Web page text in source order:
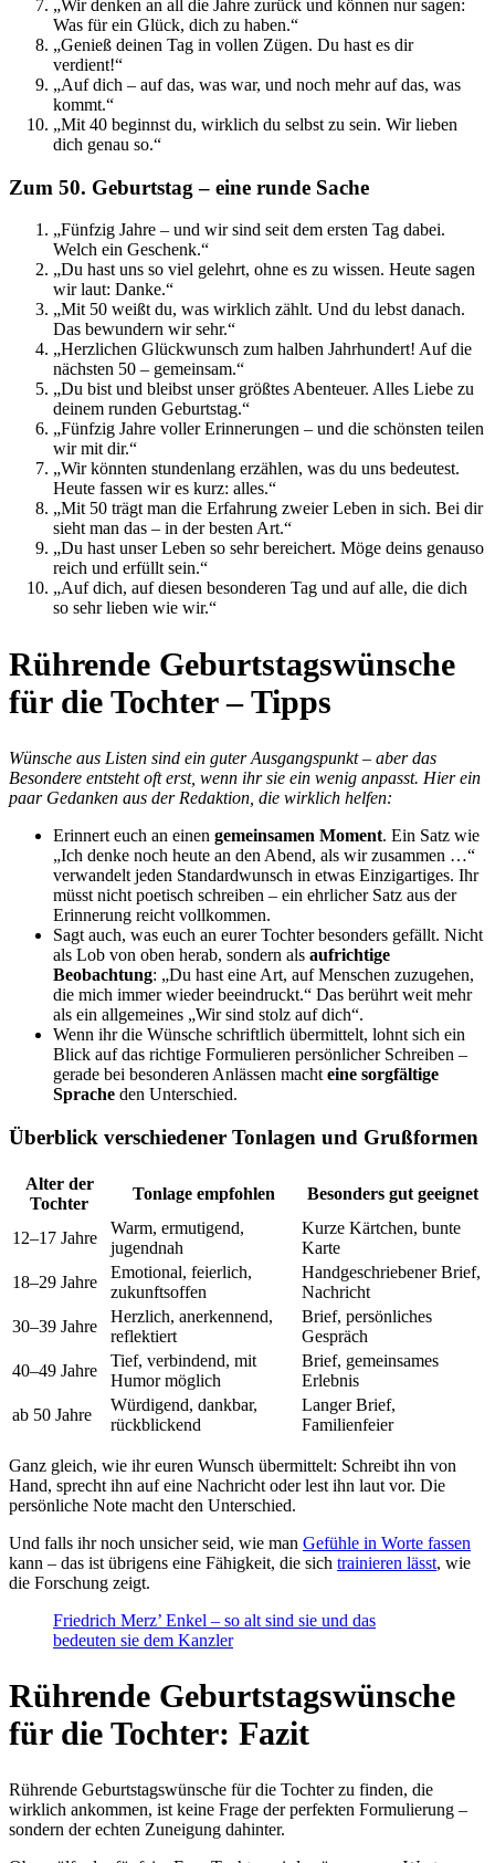
„Wir denken an all die Jahre zurück und können nur sagen:
Was für ein Glück, dich zu haben.“
„Genieß deinen Tag in vollen Zügen. Du hast es dir
verdient!“
„Auf dich – auf das, was war, und noch mehr auf das, was
kommt.“
„Mit 40 beginnst du, wirklich du selbst zu sein. Wir lieben
dich genau so.“
Zum 50. Geburtstag – eine runde Sache
„Fünfzig Jahre – und wir sind seit dem ersten Tag dabei.
Welch ein Geschenk.“
„Du hast uns so viel gelehrt, ohne es zu wissen. Heute sagen
wir laut: Danke.“
„Mit 50 weißt du, was wirklich zählt. Und du lebst danach.
Das bewundern wir sehr.“
„Herzlichen Glückwunsch zum halben Jahrhundert! Auf die
nächsten 50 – gemeinsam.“
„Du bist und bleibst unser größtes Abenteuer. Alles Liebe zu
deinem runden Geburtstag.“
„Fünfzig Jahre voller Erinnerungen – und die schönsten teilen
wir mit dir.“
„Wir könnten stundenlang erzählen, was du uns bedeutest.
Heute fassen wir es kurz: alles.“
„Mit 50 trägt man die Erfahrung zweier Leben in sich. Bei dir
sieht man das – in der besten Art.“
„Du hast unser Leben so sehr bereichert. Möge deins genauso
reich und erfüllt sein.“
„Auf dich, auf diesen besonderen Tag und auf alle, die dich
so sehr lieben wie wir.“
Rührende Geburtstagswünsche
für die Tochter – Tipps
Wünsche aus Listen sind ein guter Ausgangspunkt – aber das
Besondere entsteht oft erst, wenn ihr sie ein wenig anpasst. Hier ein
paar Gedanken aus der Redaktion, die wirklich helfen:
Erinnert euch an einen gemeinsamen Moment. Ein Satz wie
„Ich denke noch heute an den Abend, als wir zusammen …“
verwandelt jeden Standardwunsch in etwas Einzigartiges. Ihr
müsst nicht poetisch schreiben – ein ehrlicher Satz aus der
Erinnerung reicht vollkommen.
Sagt auch, was euch an eurer Tochter besonders gefällt. Nicht
als Lob von oben herab, sondern als aufrichtige
Beobachtung: „Du hast eine Art, auf Menschen zuzugehen,
die mich immer wieder beeindruckt.“ Das berührt weit mehr
als ein allgemeines „Wir sind stolz auf dich“.
Wenn ihr die Wünsche schriftlich übermittelt, lohnt sich ein
Blick auf das richtige Formulieren persönlicher Schreiben –
gerade bei besonderen Anlässen macht eine sorgfältige
Sprache den Unterschied.
Überblick verschiedener Tonlagen und Grußformen
Alter der
Tochter
Tonlage empfohlen Besonders gut geeignet
12–17 Jahre
Warm, ermutigend,
jugendnah
Kurze Kärtchen, bunte
Karte
18–29 Jahre
Emotional, feierlich,
zukunftsoffen
Handgeschriebener Brief,
Nachricht
30–39 Jahre
Herzlich, anerkennend,
reflektiert
Brief, persönliches
Gespräch
40–49 Jahre
Tief, verbindend, mit
Humor möglich
Brief, gemeinsames
Erlebnis
ab 50 Jahre
Würdigend, dankbar,
rückblickend
Langer Brief,
Familienfeier
Ganz gleich, wie ihr euren Wunsch übermittelt: Schreibt ihn von
Hand, sprecht ihn auf eine Nachricht oder lest ihn laut vor. Die
persönliche Note macht den Unterschied.
Und falls ihr noch unsicher seid, wie man Gefühle in Worte fassen
kann – das ist übrigens eine Fähigkeit, die sich trainieren lässt, wie
die Forschung zeigt.
Friedrich Merz’ Enkel – so alt sind sie und das
bedeuten sie dem Kanzler
Rührende Geburtstagswünsche
für die Tochter: Fazit
Rührende Geburtstagswünsche für die Tochter zu finden, die
wirklich ankommen, ist keine Frage der perfekten Formulierung –
sondern der echten Zuneigung dahinter.